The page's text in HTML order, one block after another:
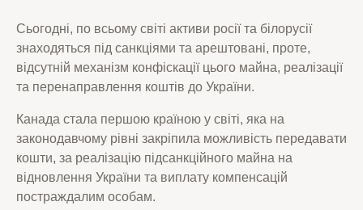
Сьогодні, по всьому світі активи росії та білорусії
знаходяться під санкціями та арештовані, проте,
відсутній механізм конфіскації цього майна, реалізації
та перенаправлення коштів до України.
Канада стала першою країною у світі, яка на
законодавчому рівні закріпила можливість передавати
кошти, за реалізацію підсанкційного майна на
відновлення України та виплату компенсацій
постраждалим особам.